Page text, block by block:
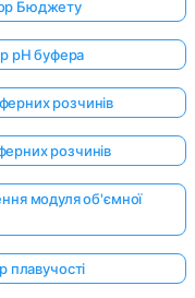
Бюджету
pH буфера
розчинів
розчинів
модуля об'ємної
плавучості